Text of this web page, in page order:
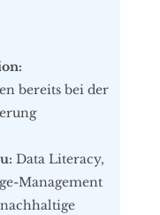
bereits bei der
Data Literacy,
Management